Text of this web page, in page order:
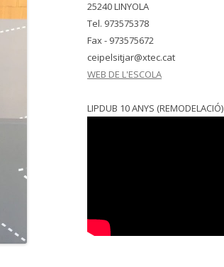
25240 LINYOLA
Tel. 973575378
Fax - 973575672
ceipelsitjar@xtec.cat
WEB DE L'ESCOLA
LIPDUB 10 ANYS (REMODELACIÓ)